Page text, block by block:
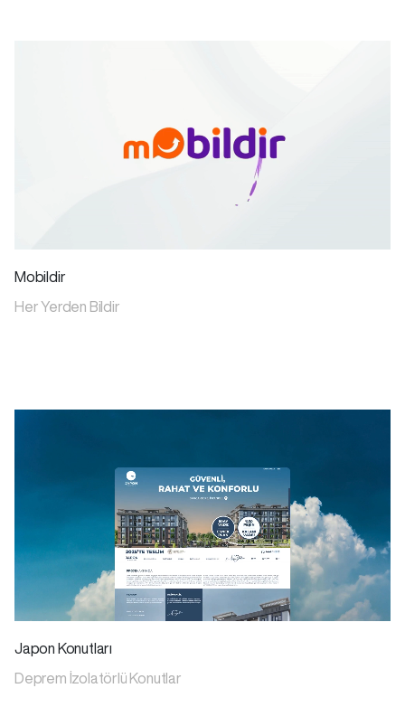
Mobildir
Her Yerden Bildir
Japon Konutları
Deprem İzolatörlü Konutlar